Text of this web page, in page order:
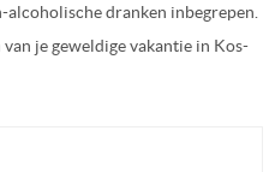
dranken inbegrepen.
je geweldige vakantie in Kos-